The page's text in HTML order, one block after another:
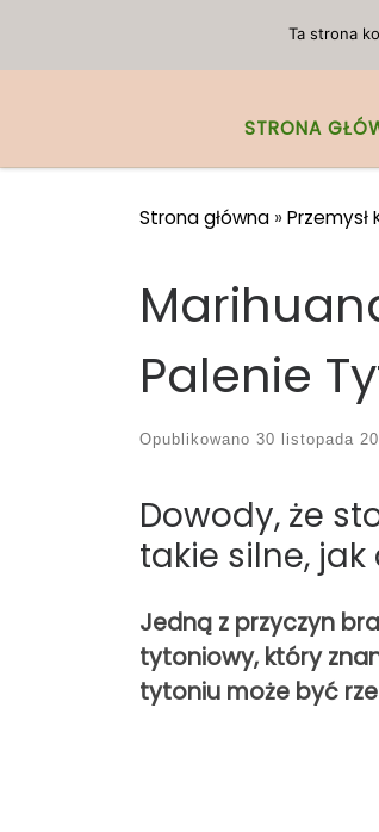
STRONA
Strona główna » Przemysł
Palenie
Opublikowano 30 listopada
Dowody, że
takie silne,
Jedną z przyczyn
tytoniowy, który
tytoniu może być
Ta strona